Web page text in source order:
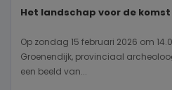
Het landschap voor de
Op zondag 15 februari 2026 om
Groenendijk, provinciaal
een beeld van...